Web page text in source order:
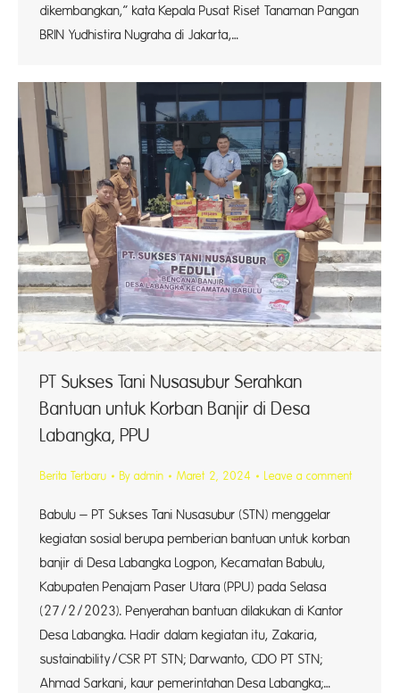
dikembangkan,” kata Kepala Pusat Riset Tanaman Pangan
BRIN Yudhistira Nugraha di Jakarta,…
PT Sukses Tani Nusasubur Serahkan
Bantuan untuk Korban Banjir di Desa
Labangka, PPU
Berita Terbaru By admin Maret 2, 2024 Leave a comment
Babulu – PT Sukses Tani Nusasubur (STN) menggelar
kegiatan sosial berupa pemberian bantuan untuk korban
banjir di Desa Labangka Logpon, Kecamatan Babulu,
Kabupaten Penajam Paser Utara (PPU) pada Selasa
(27/2/2023). Penyerahan bantuan dilakukan di Kantor
Desa Labangka. Hadir dalam kegiatan itu, Zakaria,
sustainability/CSR PT STN; Darwanto, CDO PT STN;
Ahmad Sarkani, kaur pemerintahan Desa Labangka;…